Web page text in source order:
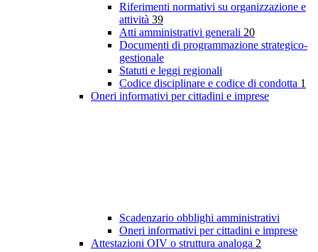
Riferimenti normativi su organizzazione e
attività 39
Atti amministrativi generali 20
Documenti di programmazione strategico-
gestionale
Statuti e leggi regionali
Codice disciplinare e codice di condotta 1
Oneri informativi per cittadini e imprese
Scadenzario obblighi amministrativi
Oneri informativi per cittadini e imprese
Attestazioni OIV o struttura analoga 2